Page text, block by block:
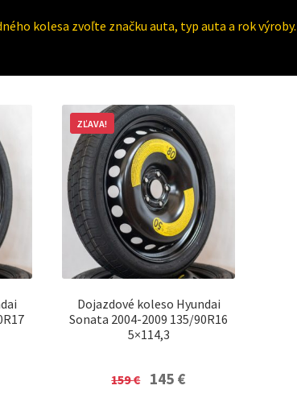
kolesa zvoľte značku auta, typ auta a rok výroby.
Dojazdové koleso Hyundai
Sonata 2004-2009 135/90R16
5×114,3
ZĽAVA!
159€
Original
145 €Current